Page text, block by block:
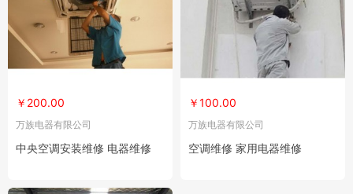
￥200.00
万族电器有限公司
中央空调安装维修 电器维修
￥100.00
万族电器有限公司
空调维修 家用电器维修